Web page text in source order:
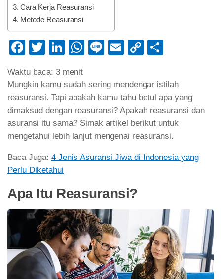
Cara Kerja Reasuransi
Metode Reasuransi
Facebook
TwitterLinkedIn
WhatsApp
LineEmailCopy
Waktu baca: 3 menit
Mungkin kamu sudah sering mendengar istilah
reasuransi. Tapi apakah kamu tahu betul apa yang
dimaksud dengan reasuransi? Apakah reasuransi dan
asuransi itu sama? Simak artikel berikut untuk
mengetahui lebih lanjut mengenai reasuransi.
Baca Juga: 4 Jenis Asuransi Jiwa di Indonesia yang
Perlu Diketahui
Apa Itu Reasuransi?